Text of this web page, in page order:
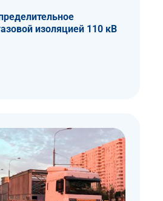
изоляцией 110 кВ